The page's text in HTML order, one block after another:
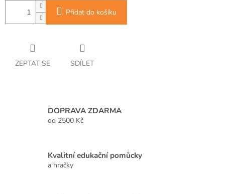
Přidat do košíku
ZEPTAT SE SDÍLET
DOPRAVA ZDARMA
od 2500 Kč
Kvalitní edukační pomůcky
a hračky